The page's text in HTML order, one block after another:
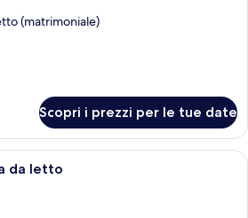
(matrimoniale)
Scopri i prezzi per le tue date
Un soggiorno moderno con un
da letto